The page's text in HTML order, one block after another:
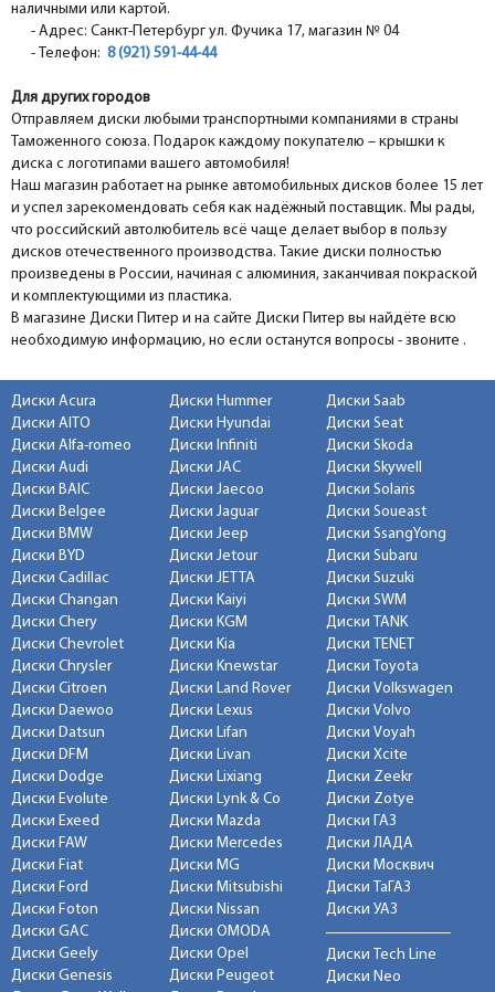
наличными или картой.
- Адрес: Санкт-Петербург ул. Фучика 17, магазин № 04
- Телефон: 8 (921) 591-44-44
Для других городов
Отправляем диски любыми транспортными компаниями в страны
Таможенного союза. Подарок каждому покупателю – крышки к
диска с логотипами вашего автомобиля!
Наш магазин работает на рынке автомобильных дисков более 15 лет
и успел зарекомендовать себя как надёжный поставщик. Мы рады,
что российский автолюбитель всё чаще делает выбор в пользу
дисков отечественного производства. Такие диски полностью
произведены в России, начиная с алюминия, заканчивая покраской
и комплектующими из пластика.
В магазине Диски Питер и на сайте Диски Питер вы найдёте всю
необходимую информацию, но если останутся вопросы - звоните .
Диски Acura
Диски AITO
Диски Alfa-romeo
Диски Audi
Диски BAIC
Диски Belgee
Диски BMW
Диски BYD
Диски Cadillac
Диски Changan
Диски Chery
Диски Chevrolet
Диски Chrysler
Диски Citroen
Диски Daewoo
Диски Datsun
Диски DFM
Диски Dodge
Диски Evolute
Диски Exeed
Диски FAW
Диски Fiat
Диски Ford
Диски Foton
Диски GAC
Диски Geely
Диски Genesis
Диски Hummer
Диски Hyundai
Диски Infiniti
Диски JAC
Диски Jaecoo
Диски Jaguar
Диски Jeep
Диски Jetour
Диски JETTA
Диски Kaiyi
Диски KGM
Диски Kia
Диски Knewstar
Диски Land Rover
Диски Lexus
Диски Lifan
Диски Livan
Диски Lixiang
Диски Lynk & Co
Диски Mazda
Диски Mercedes
Диски MG
Диски Mitsubishi
Диски Nissan
Диски OMODA
Диски Opel
Диски Peugeot
Диски Saab
Диски Seat
Диски Skoda
Диски Skywell
Диски Solaris
Диски Soueast
Диски SsangYong
Диски Subaru
Диски Suzuki
Диски SWM
Диски TANK
Диски TENET
Диски Toyota
Диски Volkswagen
Диски Volvo
Диски Voyah
Диски Xcite
Диски Zeekr
Диски Zotye
Диски ГАЗ
Диски ЛАДА
Диски Москвич
Диски ТаГАЗ
Диски УАЗ
Диски Tech Line
Диски Neo